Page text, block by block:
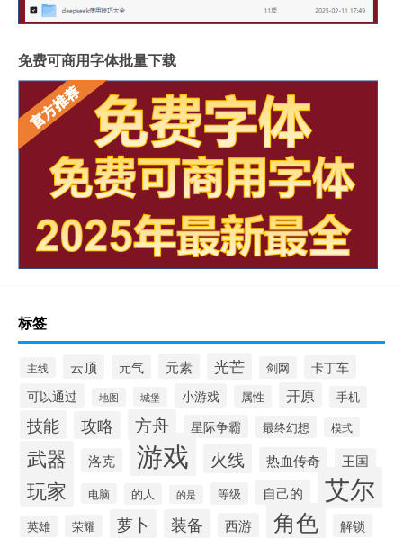
免费可商用字体批量下载
标签
主线 云顶 元气 元素 光芒 剑网 卡丁车
可以通过 地图 城堡 小游戏 属性 开原 手机
技能 攻略 方舟 星际争霸 最终幻想 模式
武器 洛克 游戏 火线 热血传奇 王国
玩家 电脑 的人 的是 等级 自己的 艾尔
英雄 荣耀 萝卜 装备 西游 角色 解锁